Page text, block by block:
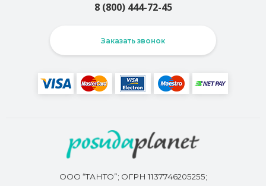
8 (800) 444-72-45
Заказать звонок
ООО “ТАНТО”; ОГРН 1137746205255;